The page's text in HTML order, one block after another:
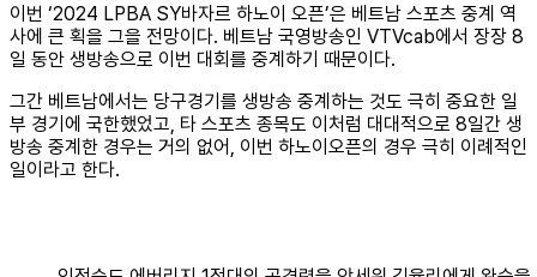
이번 ‘2024 LPBA SY바자르 하노이 오픈’은 베트남 스포츠 중계 역
사에 큰 획을 그을 전망이다. 베트남 국영방송인 VTVcab에서 장장 8
일 동안 생방송으로 이번 대회를 중계하기 때문이다.
그간 베트남에서는 당구경기를 생방송 중계하는 것도 극히 중요한 일
부 경기에 국한했었고, 타 스포츠 종목도 이처럼 대대적으로 8일간 생
방송 중계한 경우는 거의 없어, 이번 하노이오픈의 경우 극히 이례적인
일이라고 한다.